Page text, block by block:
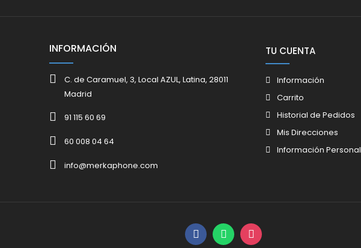
INFORMACIÓN
C. de Caramuel, 3, Local AZUL, Latina, 28011
Madrid
91 115 60 69
60 008 04 64
info@merkaphone.com
TU CUENTA
Información
Carrito
Historial de Pedidos
Mis Direcciones
Información Personal